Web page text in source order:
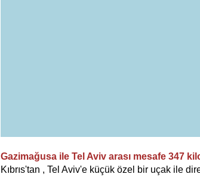
Gazimağusa ile Tel Aviv arası mesafe 347
Kıbrıs'tan , Tel Aviv'e küçük özel bir uçak ile